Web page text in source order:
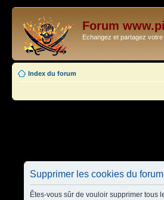
Forum
Echangez et partagez
Index du forum
Supprimer les cookies du forum
Êtes-vous sûr de vouloir supprimer tous